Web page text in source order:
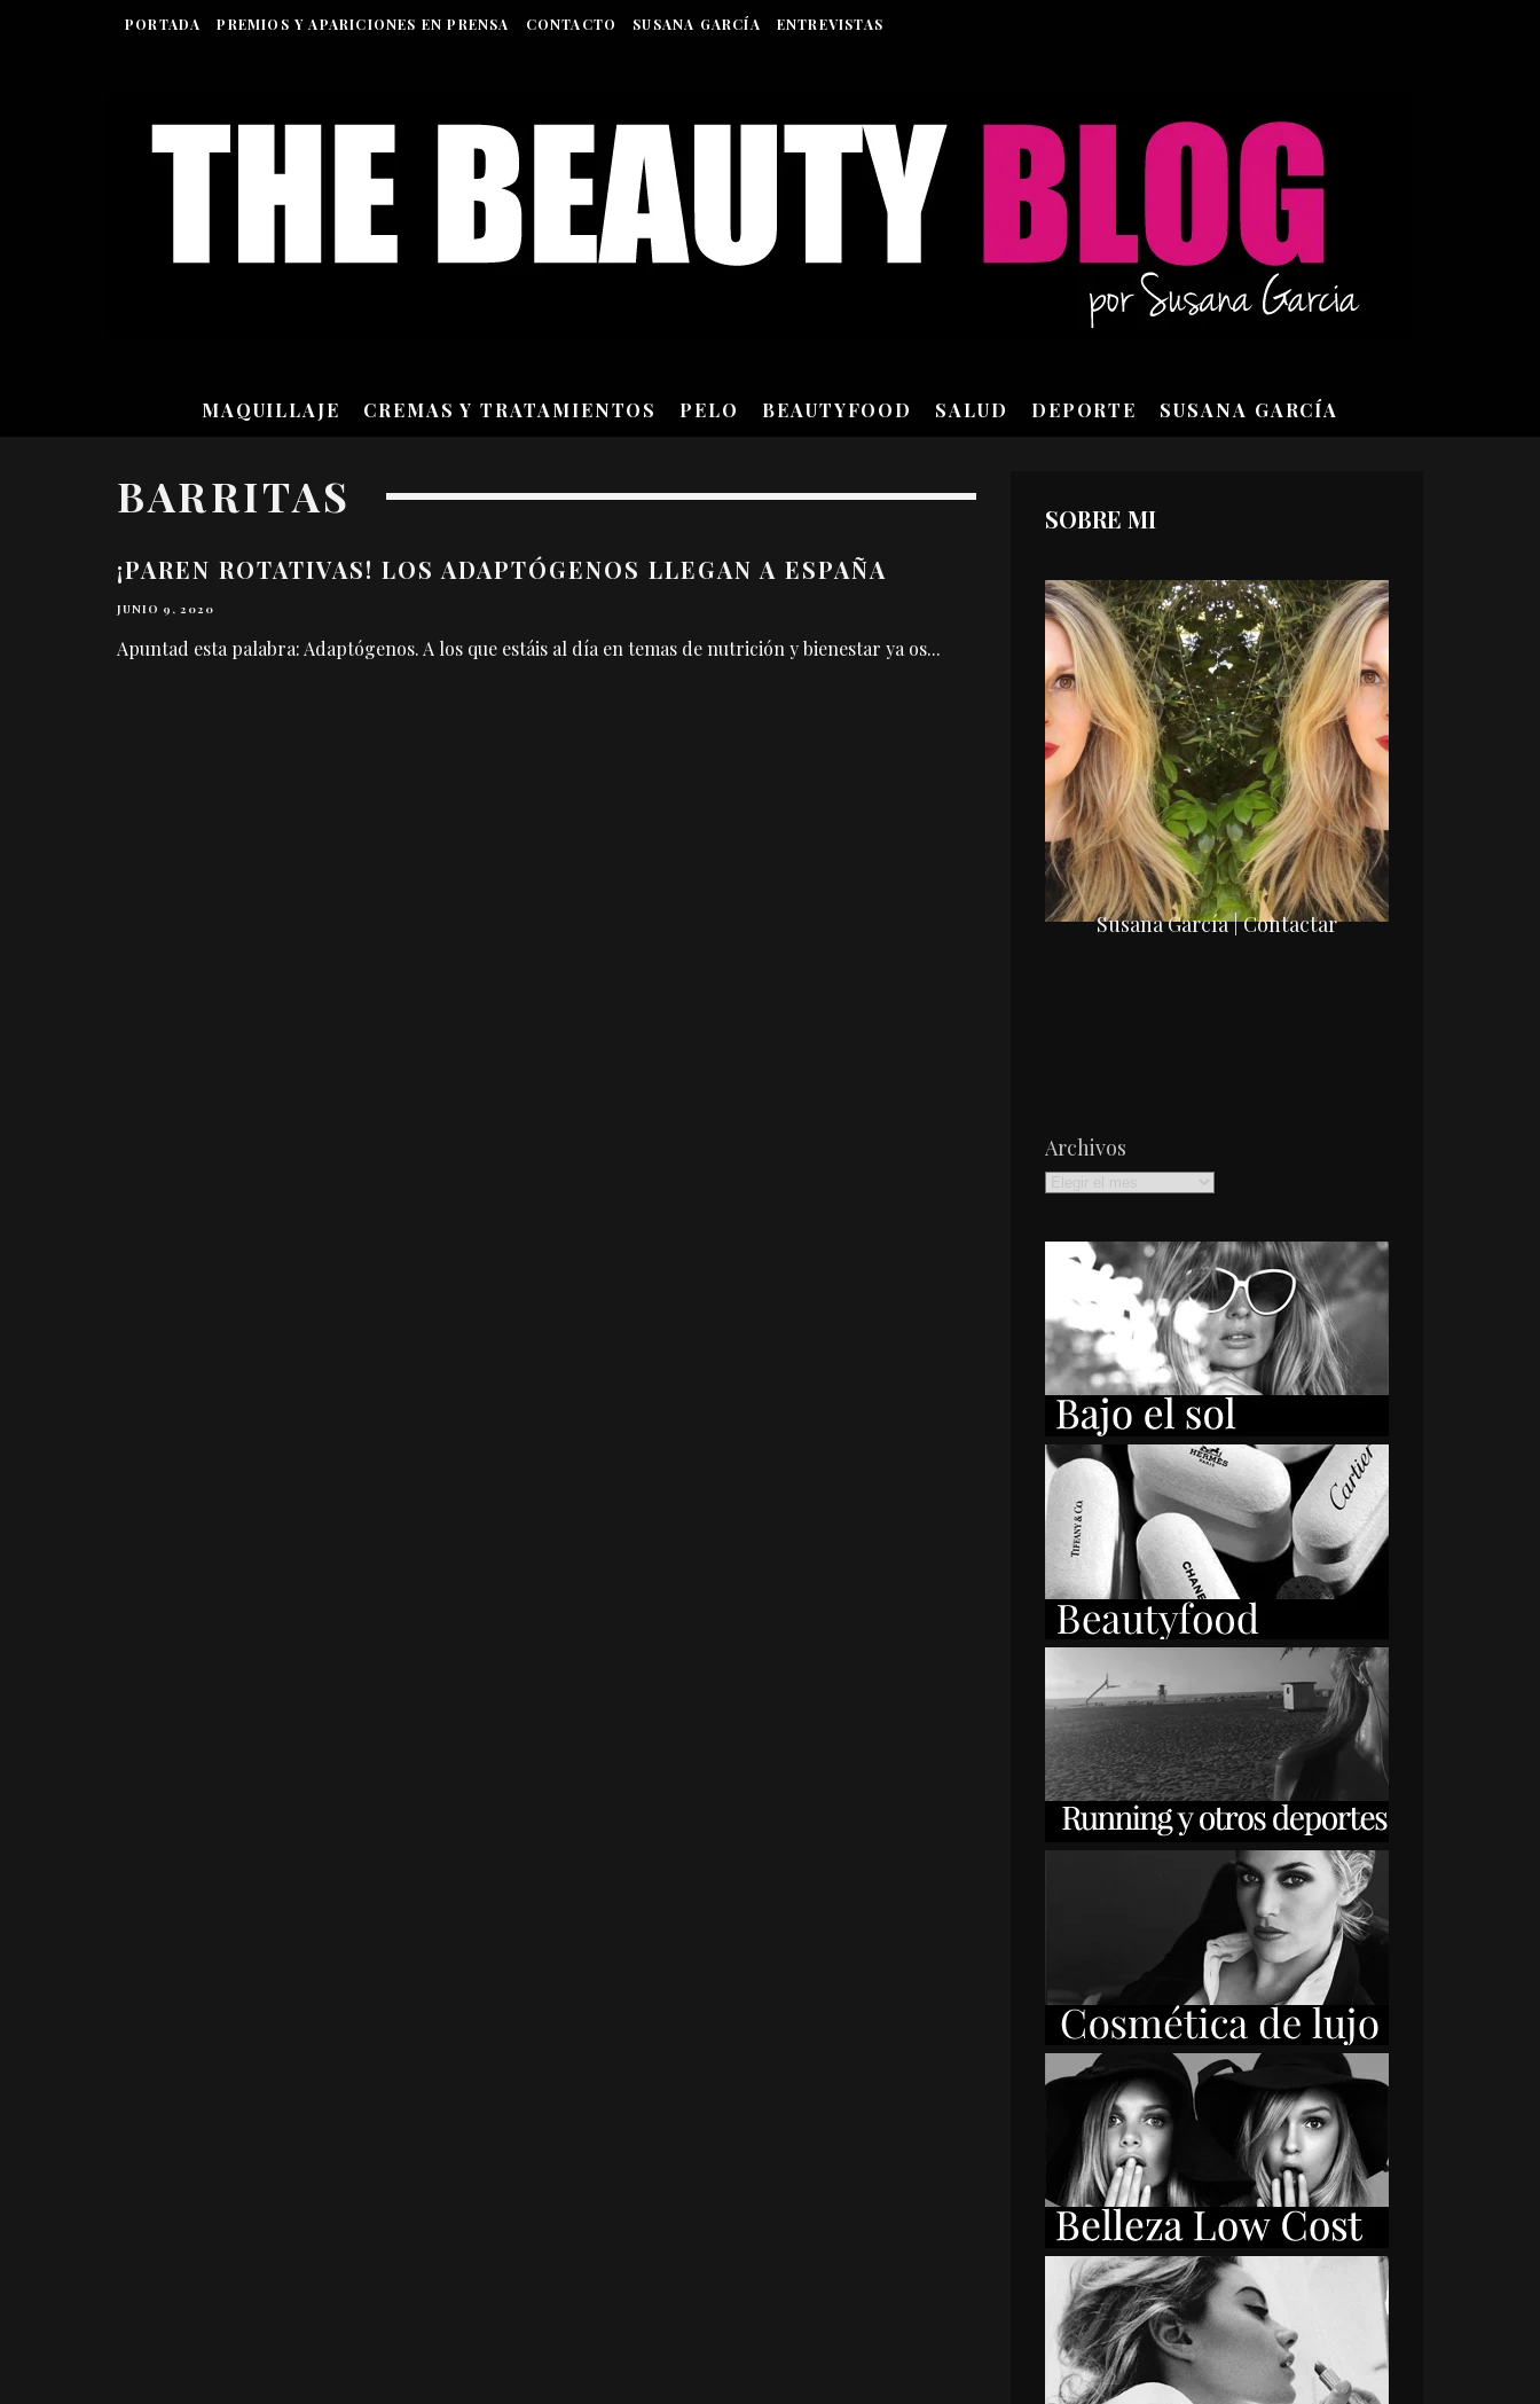
PORTADA PREMIOS Y APARICIONES EN PRENSA CONTACTO SUSANA GARCÍA ENTREVISTAS
MAQUILLAJE CREMAS Y TRATAMIENTOS PELO BEAUTYFOOD SALUD DEPORTE SUSANA GARCÍA
BARRITAS
¡PAREN ROTATIVAS! LOS ADAPTÓGENOS LLEGAN A ESPAÑA
JUNIO 9, 2020
Apuntad esta palabra: Adaptógenos. A los que estáis al día en temas de nutrición y bienestar ya os...
SOBRE MI
Susana García | Contactar
Archivos